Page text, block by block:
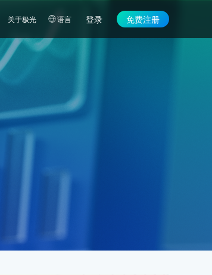
关于极光 语言 登录 免费注册